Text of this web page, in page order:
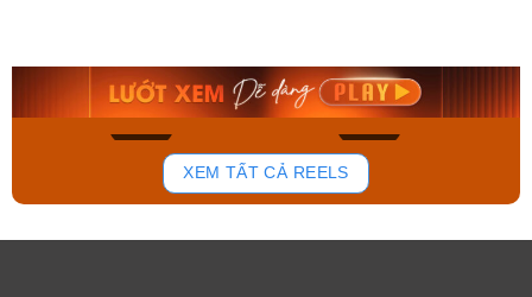
173
Mua ngay Mua ngay
XEM TẤT CẢ REELS